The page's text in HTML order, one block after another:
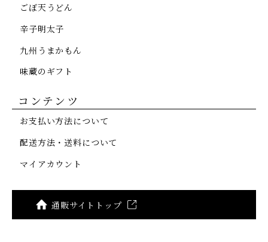
ごぼ天うどん
辛子明太子
九州うまかもん
味蔵のギフト
コンテンツ
お支払い方法について
配送方法・送料について
マイアカウント
通販サイトトップ